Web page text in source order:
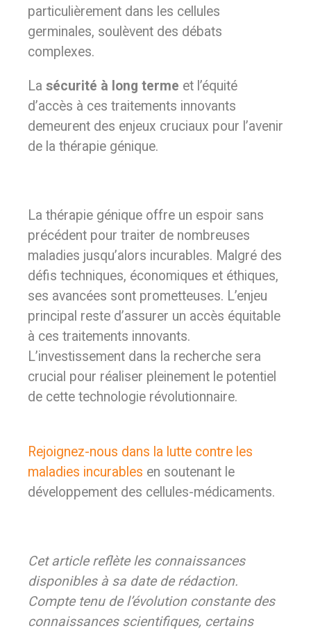
particulièrement dans les cellules
germinales, soulèvent des débats
complexes.
La sécurité à long terme et l’équité
d’accès à ces traitements innovants
demeurent des enjeux cruciaux pour l’avenir
de la thérapie génique.
La thérapie génique offre un espoir sans
précédent pour traiter de nombreuses
maladies jusqu’alors incurables. Malgré des
défis techniques, économiques et éthiques,
ses avancées sont prometteuses. L’enjeu
principal reste d’assurer un accès équitable
à ces traitements innovants.
L’investissement dans la recherche sera
crucial pour réaliser pleinement le potentiel
de cette technologie révolutionnaire.
Rejoignez-nous dans la lutte contre les
maladies incurables en soutenant le
développement des cellules-médicaments.
Cet article reflète les connaissances
disponibles à sa date de rédaction.
Compte tenu de l’évolution constante des
connaissances scientifiques, certains